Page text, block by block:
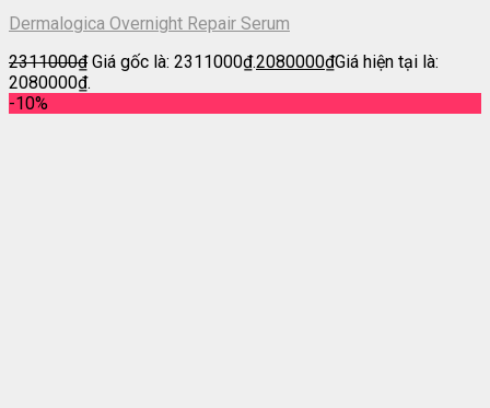
Dermalogica Overnight Repair Serum
2311000₫ Giá gốc là: 2311000₫.2080000₫Giá hiện tại là:
2080000₫.
-10%